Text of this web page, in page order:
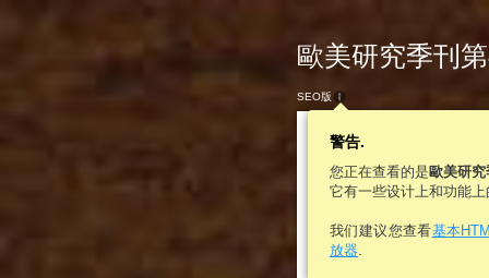
歐美研究季刊
SEO版
警告.
您正在查看的是歐美研
它有一些设计上和功能
我们建议您查看基本
放器